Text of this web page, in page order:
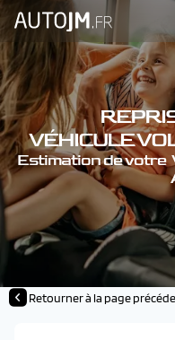
VÉHICULE
Estimation de votre
Retourner à la page